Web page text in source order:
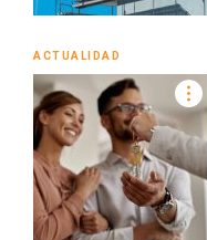
ACTUALIDAD